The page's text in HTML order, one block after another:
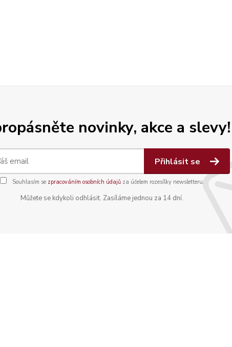
novinky, akce a slevy!
Přihlásit se
Souhlasím se zpracováním osobních údajůza účelem rozesílky newsletteru.
Můžete se kdykoli odhlásit. Zasíláme jednou za 14 dní.